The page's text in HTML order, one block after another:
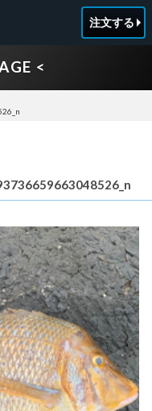
注文する
<